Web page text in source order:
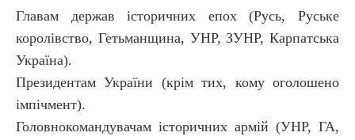
Главам держав історичних епох (Русь, Руське
королівство, Гетьманщина, УНР, ЗУНР, Карпатська
Україна).
Президентам України (крім тих, кому оголошено
імпічмент).
Головнокомандувачам історичних армій (УНР, ГА,